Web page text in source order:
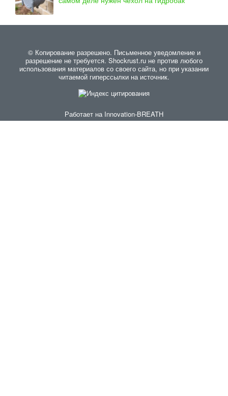
© Копирование разрешено. Письменное уведомление и
разрешение не требуется. Shockrust.ru не против любого
использования материалов со своего сайта, но при указании
читаемой гиперссылки на источник.
Работает на Innovation-BREATH